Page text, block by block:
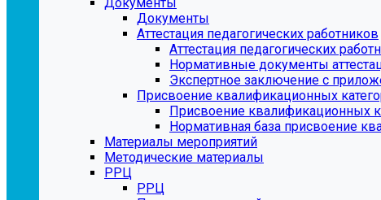
Документы
Аттестация педагогических работников
Аттестация педагогических
Нормативные документы
Экспертное заключение с
Присвоение квалификационных
Присвоение квалификационных
Нормативная база присвоение
Материалы мероприятий
Методические материалы
РРЦ
РРЦ